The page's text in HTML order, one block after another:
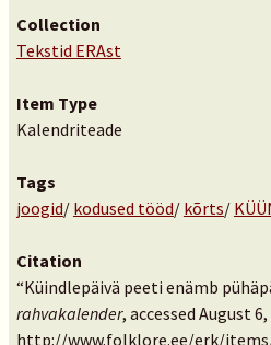
Collection
Tekstid ERAst
Item Type
Kalendriteade
Tags
joogid/ kodused tööd/ kõrts/
Citation
“Küindlepäivä peeti enämb
rahvakalender, accessed August 6,
http://www.folklore.ee/erk/